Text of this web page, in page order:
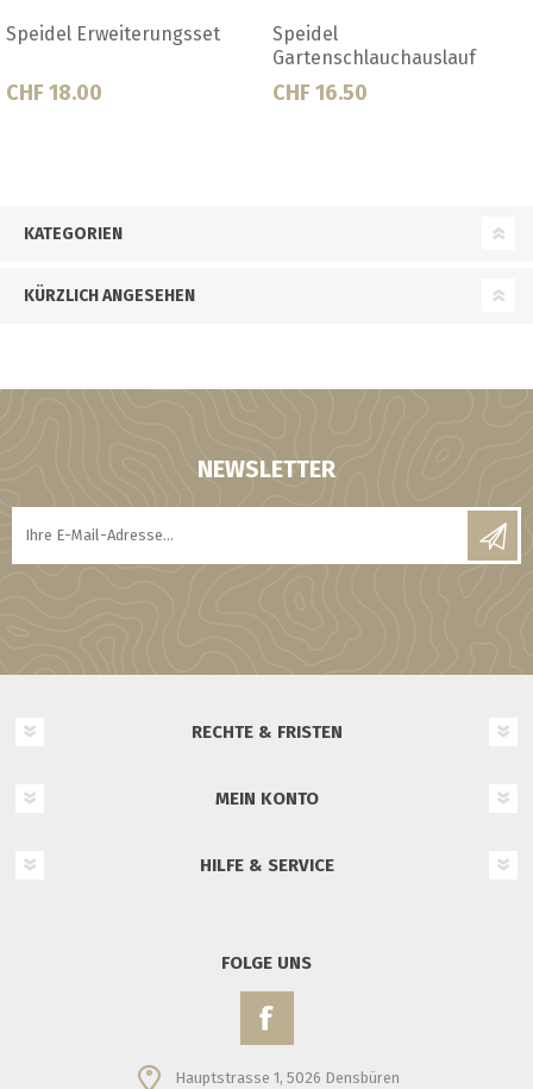
Speidel Giesskannenauslauf
CHF 26.50
Speidel Kunststoffauslauf
CHF 3.60
KATEGORIEN
KÜRZLICH ANGESEHEN
NEWSLETTER
RECHTE & FRISTEN
MEIN KONTO
HILFE & SERVICE
FOLGE UNS
Hauptstrasse 1, 5026 Densbüren